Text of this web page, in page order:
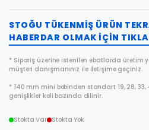
STOĞU TÜKENMIŞ ÜRÜN
HABERDAR OLMAK IÇIN
* Sipariş üzerine istenilen ebatlarda üretim
müşteri danışmanınız ile iletişime geçiniz.
* 140 mm mini bobinden standart 19, 28,
genişlikler koli bazında dilinir.
Stokta Var
Stokta Yok